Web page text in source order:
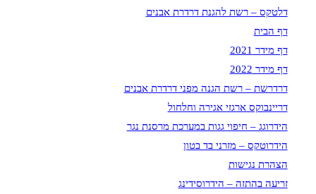
דלטקס – רשת להגנת דרדרת אבנים
דף הבית
דף מידר 2021
דף מידר 2022
דרדרשת – רשת הגנה מפני דרדרת אבנים
דריינבוקס ארגזי אגירה וחלחול
הידרוגג – חיפוי גגות במערכת מרסנת נגר
הידרוטקס – מזרני בד בטון
הצהרת נגישות
זריעה בהתזה – הידרוסידינג